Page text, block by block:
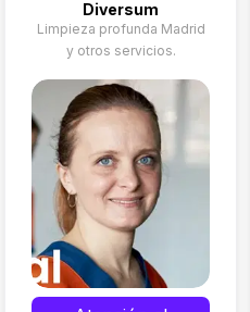
reformas
Limpieza de
mudanzas
Limpieza de
cristales y
ventanas
Desinfección
ecológica con
productos
seguros para
mascotas y
hogar
Diversum
Limpieza profunda Madrid
y otros servicios.